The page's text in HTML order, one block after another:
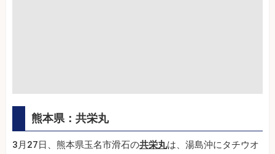
熊本県：共栄丸
3月27日、熊本県玉名市滑石の共栄丸は、湯島沖にタチウオ